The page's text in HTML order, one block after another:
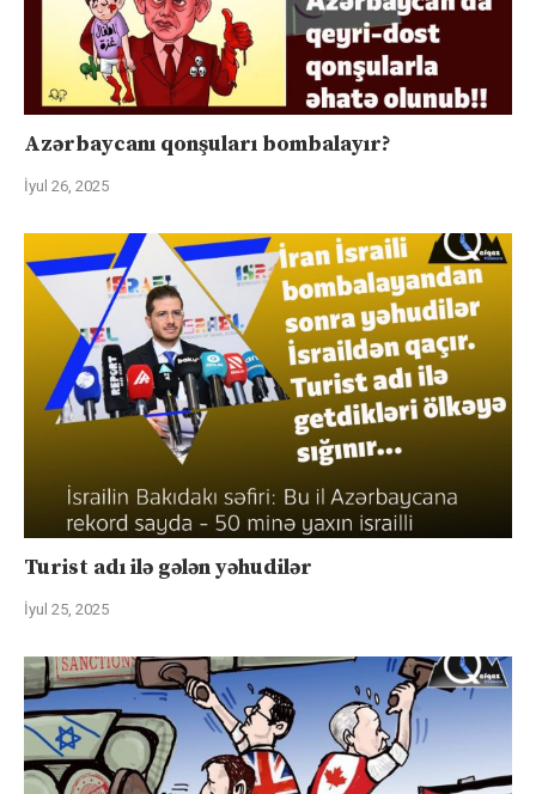
Azərbaycanı qonşuları bombalayır?
İyul 26, 2025
Turist adı ilə gələn yəhudilər
İyul 25, 2025